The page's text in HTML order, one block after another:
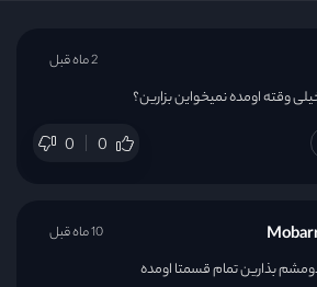
وقته اومده نمیخواین بزارین؟
0 0
2 ماه قبل
بذارین تمام قسمتا اومده
10 ماه قبل